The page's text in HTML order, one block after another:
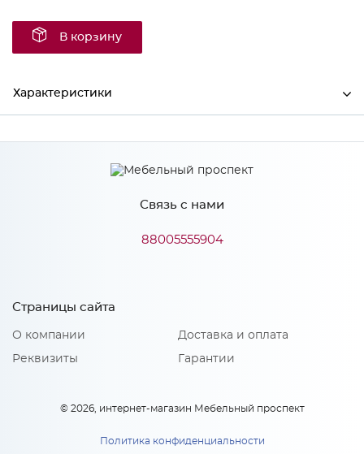
В корзину
Характеристики
Ширина 196
841
25
Сурская мебель
Особенности
Количество упаковок: 1
Связь с нами
88005555904
Страницы сайта
О компании
Реквизиты
Доставка и оплата
Гарантии
© 2026, интернет-магазин Мебельный проспект
Политика конфиденциальности